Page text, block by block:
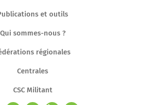
et outils
Qui sommes-nous ?
régionales
Centrales
CSC Militant